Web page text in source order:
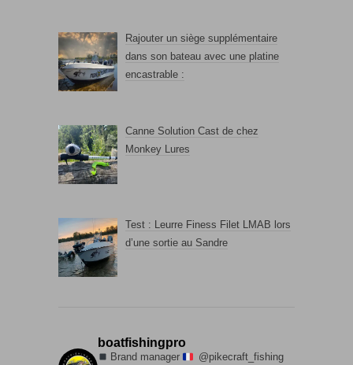
Rajouter un siège supplémentaire
dans son bateau avec une platine
encastrable :
Canne Solution Cast de chez
Monkey Lures
Test : Leurre Finess Filet LMAB lors
d’une sortie au Sandre
boatfishingpro
Brand manager
@pikecraft_fishing